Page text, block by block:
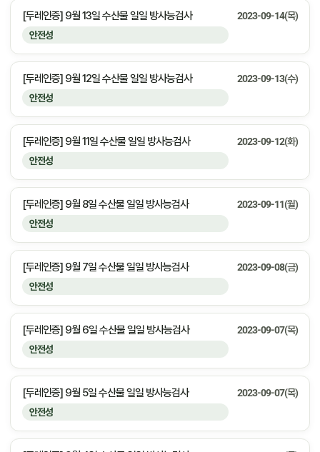
안전성
[두레인증] 9월 13일 수산물 일일 방사능검사 2023-09-14(목)
안전성
[두레인증] 9월 12일 수산물 일일 방사능검사 2023-09-13(수)
안전성
[두레인증] 9월 11일 수산물 일일 방사능검사 2023-09-12(화)
안전성
[두레인증] 9월 8일 수산물 일일 방사능검사 2023-09-11(월)
안전성
[두레인증] 9월 7일 수산물 일일 방사능검사 2023-09-08(금)
안전성
[두레인증] 9월 6일 수산물 일일 방사능검사 2023-09-07(목)
안전성
[두레인증] 9월 5일 수산물 일일 방사능검사 2023-09-07(목)